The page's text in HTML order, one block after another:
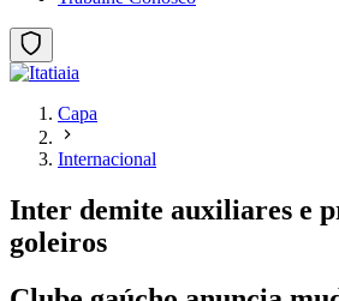
Capa
Internacional
Inter demite auxiliares e
goleiros